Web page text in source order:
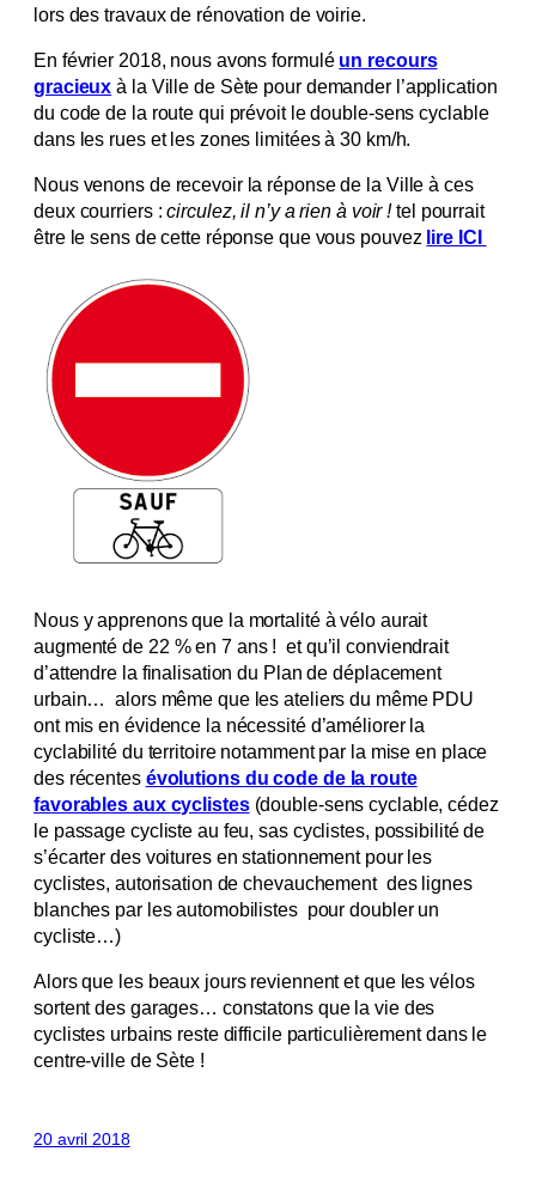
lors des travaux de rénovation de voirie.
En février 2018, nous avons formulé un recours
gracieux à la Ville de Sète pour demander l’application
du code de la route qui prévoit le double-sens cyclable
dans les rues et les zones limitées à 30 km/h.
Nous venons de recevoir la réponse de la Ville à ces
deux courriers :circulez, il n’y a rien à voir !tel pourrait
être le sens de cette réponse que vous pouvez lire ICI
Nous y apprenons que la mortalité à vélo aurait
augmenté de 22 % en 7 ans ! et qu’il conviendrait
d’attendre la finalisation du Plan de déplacement
urbain… alors même que les ateliers du même PDU
ont mis en évidence la nécessité d’améliorer la
cyclabilité du territoire notamment par la mise en place
des récentes évolutions du code de la route
favorables aux cyclistes(double-sens cyclable, cédez
le passage cycliste au feu, sas cyclistes, possibilité de
s’écarter des voitures en stationnement pour les
cyclistes, autorisation de chevauchement des lignes
blanches par les automobilistes pour doubler un
cycliste…)
Alors que les beaux jours reviennent et que les vélos
sortent des garages… constatons que la vie des
cyclistes urbains reste difficile particulièrement dans le
centre-ville de Sète !
20 avril 2018